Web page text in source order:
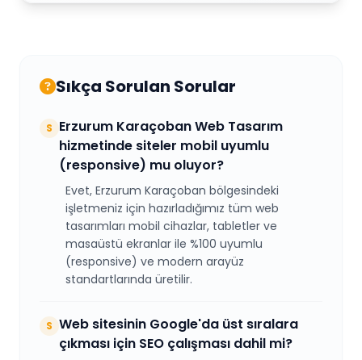
Sıkça Sorulan Sorular
S Erzurum Karaçoban Web Tasarım
hizmetinde siteler mobil uyumlu
(responsive) mu oluyor?
Evet, Erzurum Karaçoban bölgesindeki
işletmeniz için hazırladığımız tüm web
tasarımları mobil cihazlar, tabletler ve
masaüstü ekranlar ile %100 uyumlu
(responsive) ve modern arayüz
standartlarında üretilir.
S Web sitesinin Google'da üst sıralara
çıkması için SEO çalışması dahil mi?